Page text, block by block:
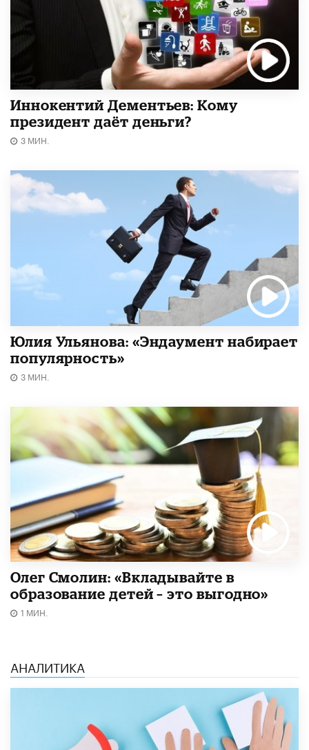
Иннокентий Дементьев: Кому
президент даёт деньги?
3 МИН.
Юлия Ульянова: «Эндаумент набирает
популярность»
3 МИН.
Олег Смолин: «Вкладывайте в
образование детей – это выгодно»
1 МИН.
АНАЛИТИКА